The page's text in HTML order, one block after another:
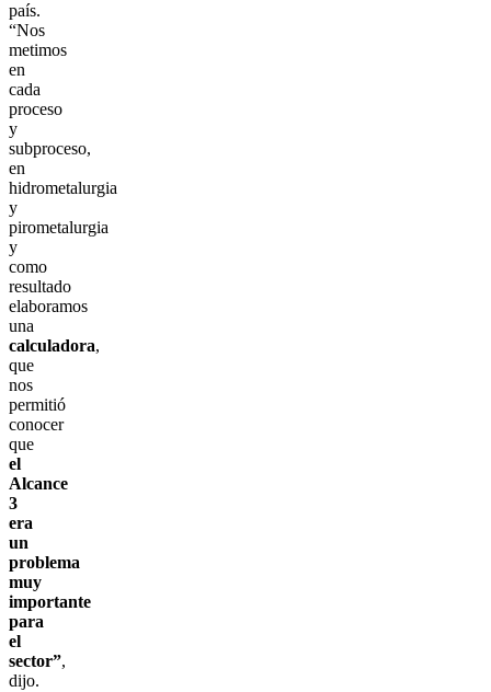
país.
“Nos
metimos
en
cada
proceso
y
subproceso,
en
hidrometalurgia
y
pirometalurgia
y
como
resultado
elaboramos
una
calculadora,
que
nos
permitió
conocer
que
el
Alcance
3
era
un
problema
muy
importante
para
el
sector”,
dijo.